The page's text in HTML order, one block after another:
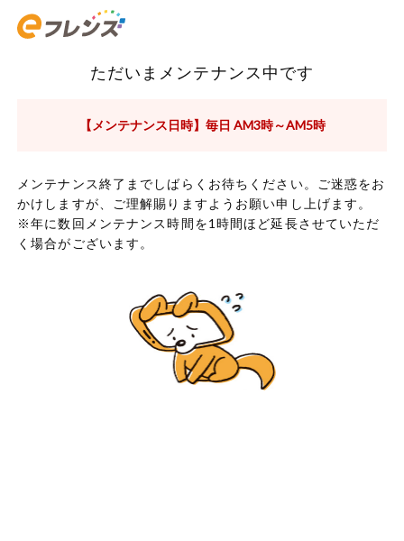
ただいまメンテナンス中です
【メンテナンス日時】毎日 AM3時～AM5時
メンテナンス終了までしばらくお待ちください。ご迷惑をお
かけしますが、ご理解賜りますようお願い申し上げます。
※年に数回メンテナンス時間を1時間ほど延長させていただ
く場合がございます。